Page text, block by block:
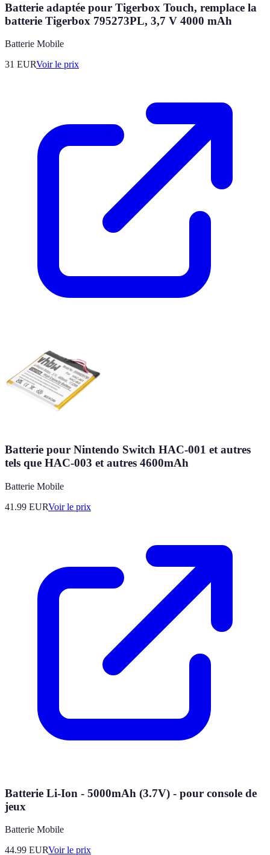
Batterie adaptée pour Tigerbox Touch, remplace la
batterie Tigerbox 795273PL, 3,7 V 4000 mAh
Batterie Mobile
31 EURVoir le prix
Batterie pour Nintendo Switch HAC-001 et autres
tels que HAC-003 et autres 4600mAh
Batterie Mobile
41.99 EURVoir le prix
Batterie Li-Ion - 5000mAh (3.7V) - pour console de
jeux
Batterie Mobile
44.99 EURVoir le prix